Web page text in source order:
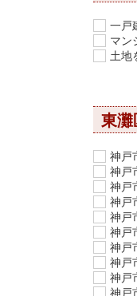
一戸
マン
土地
東灘
神戸
神戸
神戸
神戸
神戸
神戸
神戸
神戸
神戸
神戸